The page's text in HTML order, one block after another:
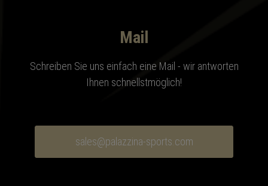
Mail
Schreiben Sie uns einfach eine Mail - wir antworten
Ihnen schnellstmöglich!
sales@palazzina-sports.com